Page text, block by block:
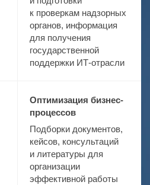
к проверкам надзорных
органов, информация
для получения
государственной
поддержки ИТ-отрасли
Оптимизация бизнес-
процессов
Подборки документов,
кейсов, консультаций
и литературы для
организации
эффективной работы